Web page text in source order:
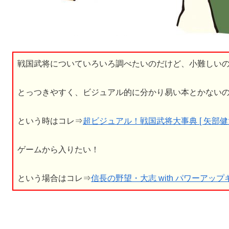
戦国武将についていろいろ調べたいのだけど、小難しい
とっつきやすく、ビジュアル的に分かり易い本とかない
という時はコレ⇒超ビジュアル！戦国武将大事典 [ 矢部
ゲームから入りたい！
という場合はコレ⇒信長の野望・大志 with パワーアップ